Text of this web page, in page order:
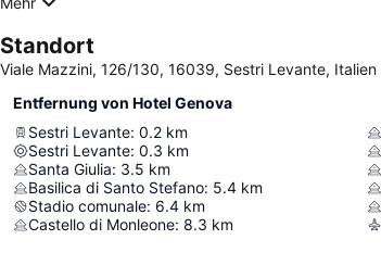
Standort
Viale Mazzini, 126/130, 16039, Sestri Levante, Italien
Entfernung von Hotel Genova
Sestri Levante: 0.2 km
Sestri Levante: 0.3 km
Santa Giulia: 3.5 km
Basilica di Santo Stefano: 5.4 km
Stadio comunale: 6.4 km
Castello di Monleone: 8.3 km